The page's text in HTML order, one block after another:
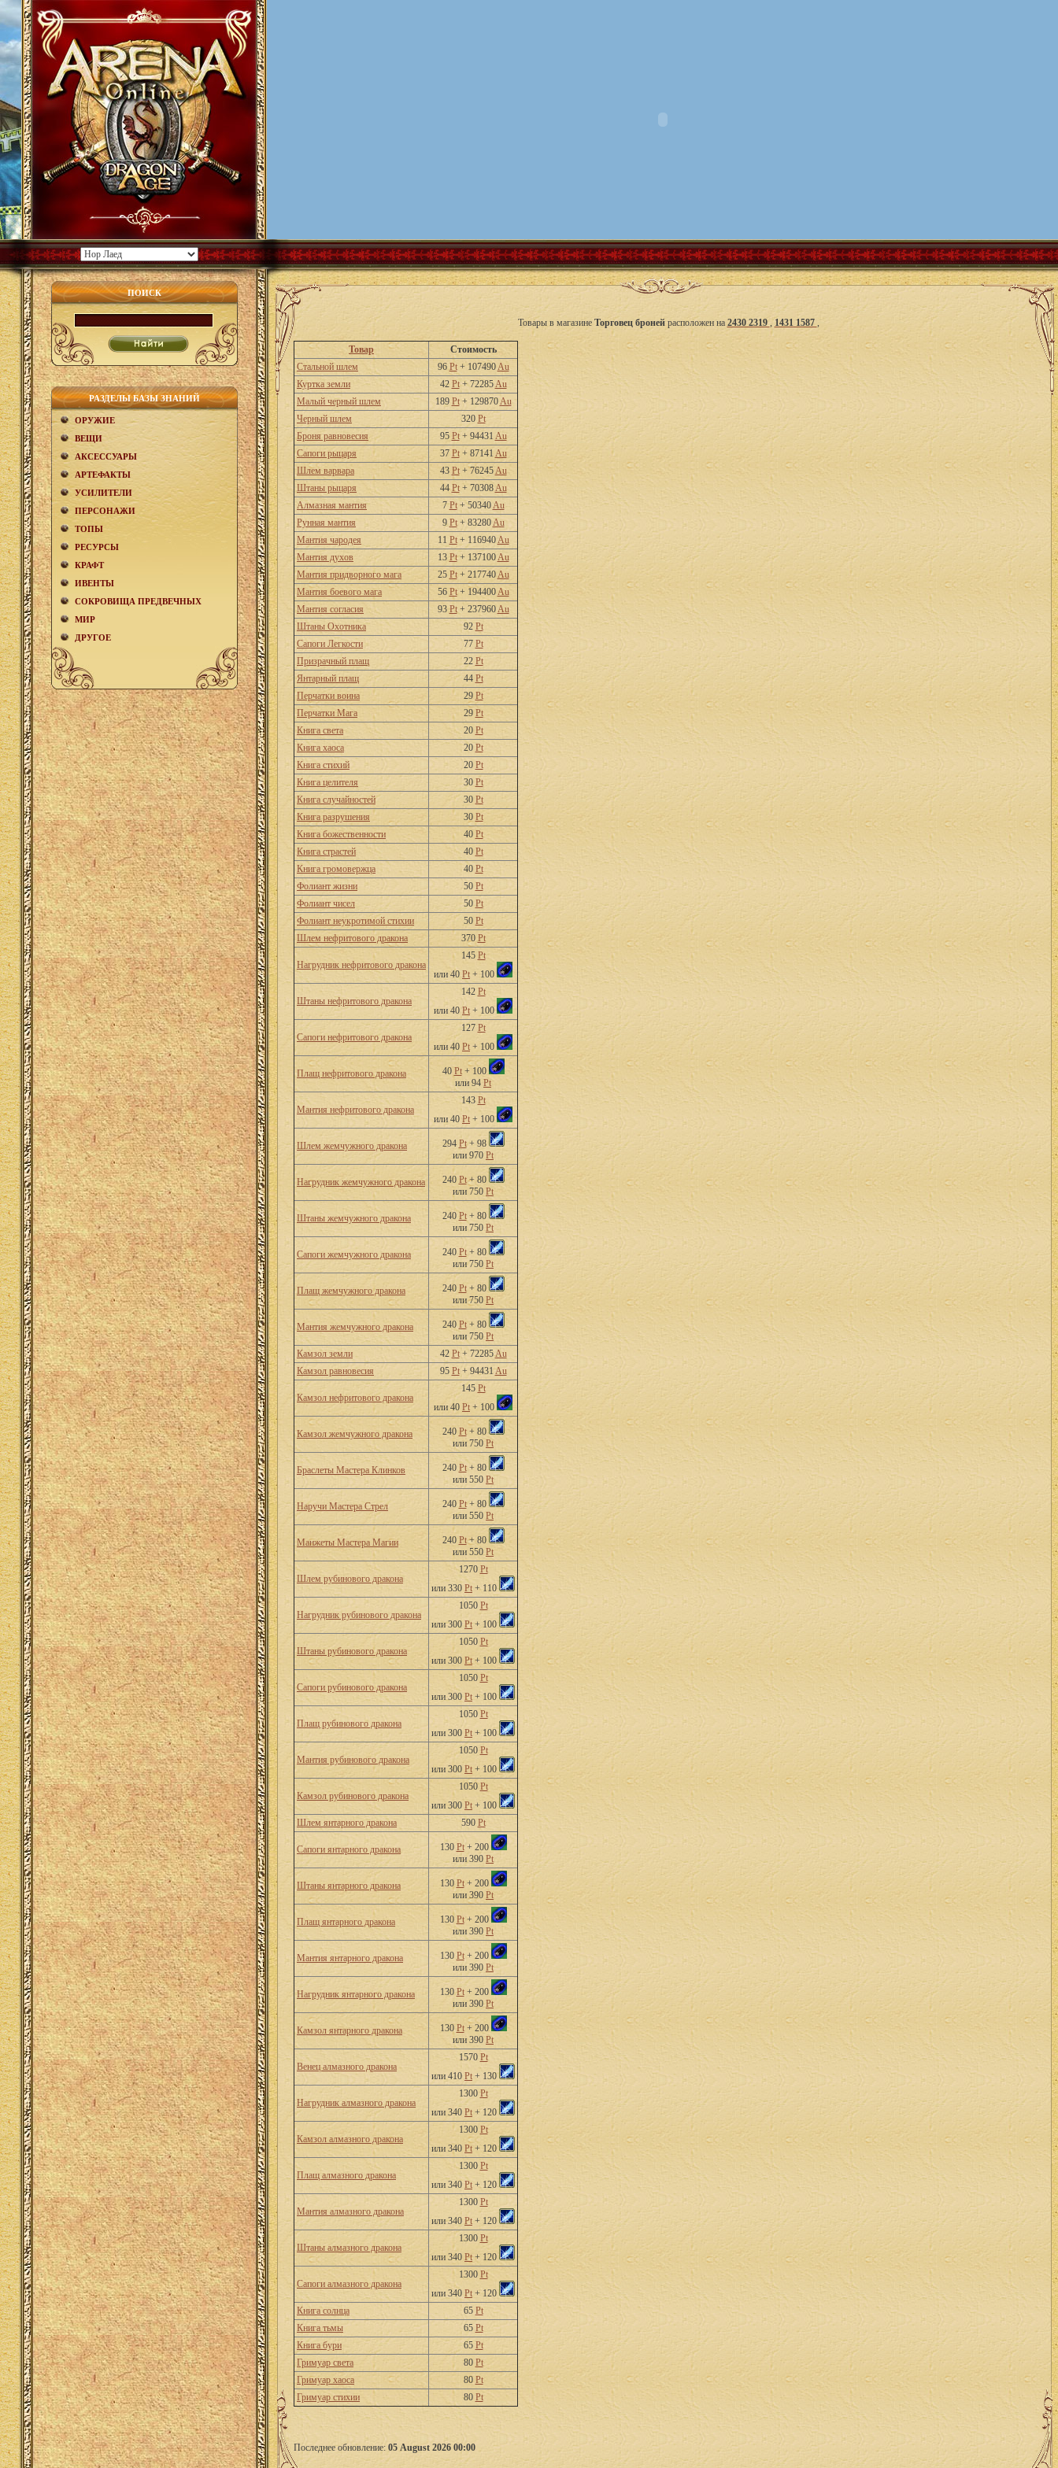
ПОИСК
РАЗДЕЛЫ БАЗЫ ЗНАНИЙ
ОРУЖИЕ
ВЕЩИ
АКCЕСCУАРЫ
АРТЕФАКТЫ
УСИЛИТЕЛИ
ПЕРСОНАЖИ
ТОПЫ
РЕСУРСЫ
КРАФТ
ИВЕНТЫ
СОКРОВИЩА ПРЕДВЕЧНЫХ
МИР
ДРУГОЕ
Товары в магазине Торговец броней расположен на 2430 2319 ,1431 1587 ,
Товар
Стоимость
Стальной шлем
96 Pt+ 107490Au
Куртка земли
42 Pt+ 72285Au
Малый черный шлем
189 Pt+ 129870Au
Черный шлем
320 Pt
Броня равновесия
95 Pt+ 94431 Au
Сапоги рыцаря
37 Pt+ 87141Au
Шлем варвара
43 Pt+ 76245Au
Штаны рыцаря
44 Pt+ 70308Au
Алмазная мантия
7Pt+ 50340Au
Рунная мантия
9 Pt+ 83280Au
Мантия чародея
11 Pt+ 116940Au
Мантия духов
13 Pt+ 137100Au
Мантия придворного мага
25 Pt+ 217740Au
Мантия боевого мага
56 Pt+ 194400Au
Мантия согласия
93 Pt+ 237960Au
Штаны Охотника
92Pt
Сапоги Легкости
77 Pt
Призрачный плащ
22 Pt
Янтарный плащ
44 Pt
Перчатки воина
29 Pt
Перчатки Мага
29 Pt
Книга света
20 Pt
Книга хаоса
20 Pt
Книга стихий
20 Pt
Книга целителя
30 Pt
Книга случайностей
30 Pt
Книга разрушения
30 Pt
Книга божественности
40 Pt
Книга страстей
40 Pt
Книга громовержца
40 Pt
Фолиант жизни
50 Pt
Фолиант чисел
50Pt
Фолиант неукротимой стихии
50 Pt
Шлем нефритового дракона
370 Pt
Нагрудник нефритового дракона
145 Pt
или 40 Pt + 100
Штаны нефритового дракона
142 Pt
или 40 Pt + 100
Сапоги нефритового дракона
127 Pt
или 40 Pt + 100
Плащ нефритового дракона 40 Pt+ 100
или 94 Pt
Мантия нефритового дракона
143 Pt
или 40 Pt + 100
Шлем жемчужного дракона 294 Pt+ 98
или 970 Pt
Нагрудник жемчужного дракона 240 Pt+ 80
или 750 Pt
Штаны жемчужного дракона 240 Pt+ 80
или 750 Pt
Сапоги жемчужного дракона 240 Pt+ 80
или 750 Pt
Плащ жемчужного дракона 240 Pt+ 80
или 750 Pt
Мантия жемчужного дракона 240 Pt+ 80
или 750 Pt
Камзол земли
42 Pt+ 72285Au
Камзол равновесия
95 Pt+ 94431Au
Камзол нефритового дракона
145 Pt
или 40 Pt + 100
Камзол жемчужного дракона 240 Pt+ 80
или 750 Pt
Браслеты Мастера Клинков 240 Pt+ 80
или 550 Pt
Наручи Мастера Стрел 240 Pt+ 80
или 550 Pt
Манжеты Мастера Магии 240 Pt+ 80
или 550 Pt
Шлем рубинового дракона
1270 Pt
или 330 Pt + 110
Нагрудник рубинового дракона
1050 Pt
или 300 Pt+ 100
Штаны рубинового дракона
1050 Pt
или 300 Pt+ 100
Сапоги рубинового дракона
1050 Pt
или 300 Pt + 100
Плащ рубинового дракона
1050 Pt
или 300 Pt + 100
Мантия рубинового дракона
1050 Pt
или 300 Pt + 100
Камзол рубинового дракона
1050 Pt
или 300 Pt + 100
Шлем янтарного дракона
590 Pt
Сапоги янтарного дракона 130 Pt+ 200
или 390 Pt
Штаны янтарного дракона 130 Pt+ 200
или 390 Pt
Плащ янтарного дракона 130 Pt+ 200
или 390 Pt
Мантия янтарного дракона 130 Pt+ 200
или 390 Pt
Нагрудник янтарного дракона 130Pt+ 200
или 390 Pt
Камзол янтарного дракона 130Pt+ 200
или 390 Pt
Венец алмазного дракона
1570 Pt
или 410 Pt + 130
Нагрудник алмазного дракона
1300 Pt
или 340 Pt + 120
Камзол алмазного дракона
1300 Pt
или 340 Pt + 120
Плащ алмазного дракона
1300 Pt
или 340 Pt + 120
Мантия алмазного дракона
1300 Pt
или 340 Pt+ 120
Штаны алмазного дракона
1300 Pt
или 340 Pt+ 120
Сапоги алмазного дракона
1300 Pt
или 340 Pt + 120
Книга солнца
65 Pt
Книга тьмы
65 Pt
Книга бури
65 Pt
Гримуар света
80 Pt
Гримуар хаоса
80Pt
Гримуар стихии
80 Pt
Последнее обновление: 05 August 2026 00:00